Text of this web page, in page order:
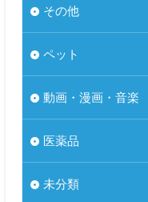
その他
ペット
動画・漫画・音楽
医薬品
未分類